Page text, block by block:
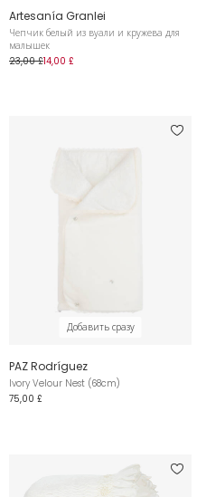
Artesanía Granlei
Чепчик белый из вуали и кружева для
малышек
23,00 £14,00 £
Добавить сразу
PAZ Rodríguez
Ivory Velour Nest (68cm)
75,00 £